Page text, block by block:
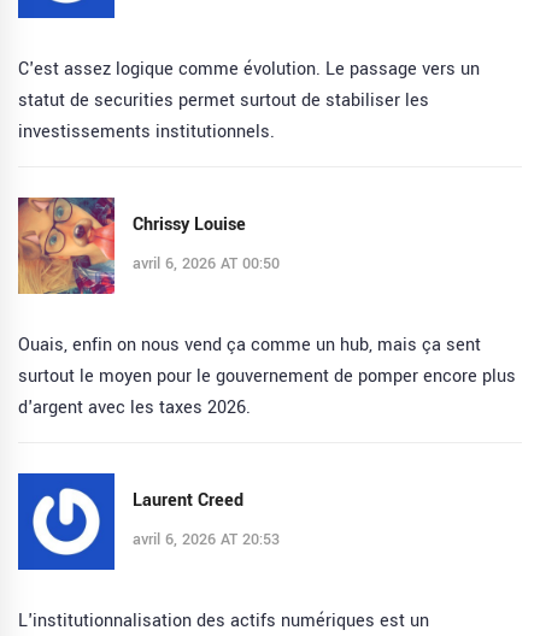
C'est assez logique comme évolution. Le passage vers un
statut de securities permet surtout de stabiliser les
investissements institutionnels.
Chrissy Louise
avril 6, 2026 AT 00:50
Ouais, enfin on nous vend ça comme un hub, mais ça sent
surtout le moyen pour le gouvernement de pomper encore plus
d'argent avec les taxes 2026.
Laurent Creed
avril 6, 2026 AT 20:53
L'institutionnalisation des actifs numériques est un